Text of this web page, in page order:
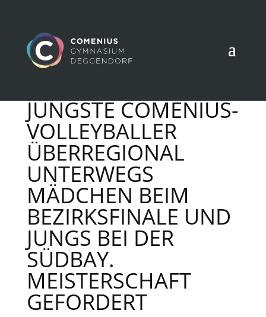
JÜNGSTE COMENIUS-
VOLLEYBALLER
ÜBERREGIONAL
UNTERWEGS
MÄDCHEN BEIM
BEZIRKSFINALE UND
JUNGS BEI DER
SÜDBAY.
MEISTERSCHAFT
GEFORDERT